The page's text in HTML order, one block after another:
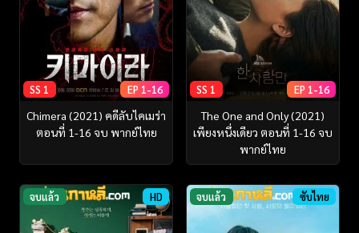
SS 1 EP 1-16
Chimera (2021) คดีลับไคเมร่า
ตอนที่ 1-16 จบ พากย์ไทย
SS 1 EP 1-16
The One and Only (2021)
เพียงหนึ่งเดียว ตอนที่ 1-16 จบ
พากย์ไทย
จบแล้ว HD จบแล้ว ซับไทย